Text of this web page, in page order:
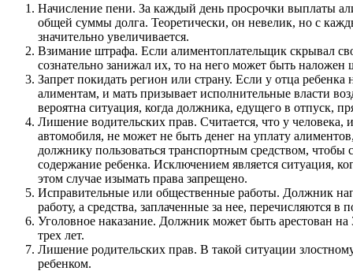
Начисление пени. За каждый день просрочки выплаты
общей суммы долга. Теоретически, он невелик, но с
значительно увеличивается.
Взимание штрафа. Если алиментоплательщик скрывал
сознательно занижал их, то на него может быть
Запрет покидать регион или страну. Если у отца
алиментам, и мать призывает исполнительные власти
вероятна ситуация, когда должника, едущего в отпуск,
Лишение водительских прав. Считается, что у
автомобиля, не может не быть денег на уплату
должнику пользоваться транспортным средством,
содержание ребенка. Исключением является ситуация,
этом случае изымать права запрещено.
Исправительные или общественные работы. Должник
работу, а средства, заплаченные за нее, перечисляются в
Уголовное наказание. Должник может быть арестован
трех лет.
Лишение родительских прав. В такой ситуации
ребенком.